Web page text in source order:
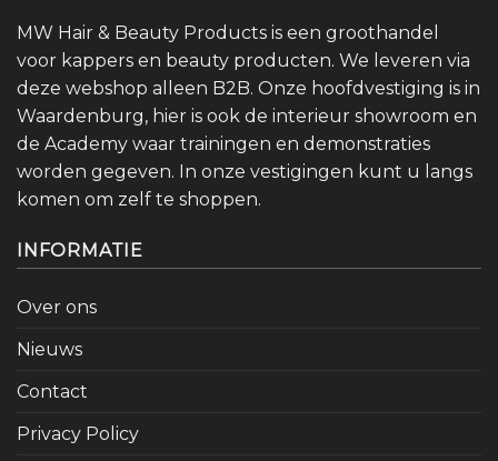
MW Hair & Beauty Products is een groothandel
voor kappers en beauty producten. We leveren via
deze webshop alleen B2B. Onze hoofdvestiging is in
Waardenburg, hier is ook de interieur showroom en
de Academy waar trainingen en demonstraties
worden gegeven. In onze vestigingen kunt u langs
komen om zelf te shoppen.
INFORMATIE
Over ons
Nieuws
Contact
Privacy Policy